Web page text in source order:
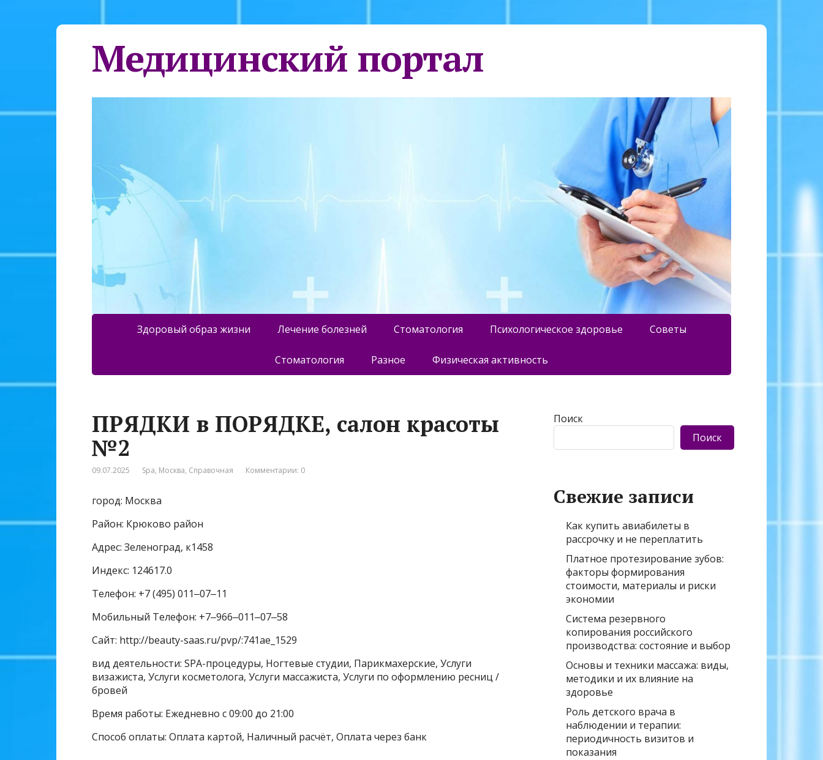
Медицинский портал
Здоровый образ жизни Лечение болезней Стоматология Психологическое здоровье Советы
Стоматология Разное Физическая активность
ПРЯДКИ в ПОРЯДКЕ, салон красоты
№2
09.07.2025 Spa, Москва, Справочная Комментарии: 0
город: Москва
Район: Крюково район
Адрес: Зеленоград, к1458
Индекс: 124617.0
Телефон: +7 (495) 011‒07‒11
Мобильный Телефон: +7‒966‒011‒07‒58
Сайт: http://beauty-saas.ru/pvp/:741ae_1529
вид деятельности: SPA-процедуры, Ногтевые студии, Парикмахерские, Услуги
визажиста, Услуги косметолога, Услуги массажиста, Услуги по оформлению ресниц /
бровей
Время работы: Ежедневно с 09:00 до 21:00
Способ оплаты: Оплата картой, Наличный расчёт, Оплата через банк
Поиск
Поиск
Свежие записи
Как купить авиабилеты в
рассрочку и не переплатить
Платное протезирование зубов:
факторы формирования
стоимости, материалы и риски
экономии
Система резервного
копирования российского
производства: состояние и выбор
Основы и техники массажа: виды,
методики и их влияние на
здоровье
Роль детского врача в
наблюдении и терапии:
периодичность визитов и
показания